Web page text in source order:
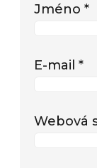
Jméno *
E-mail *
Webová